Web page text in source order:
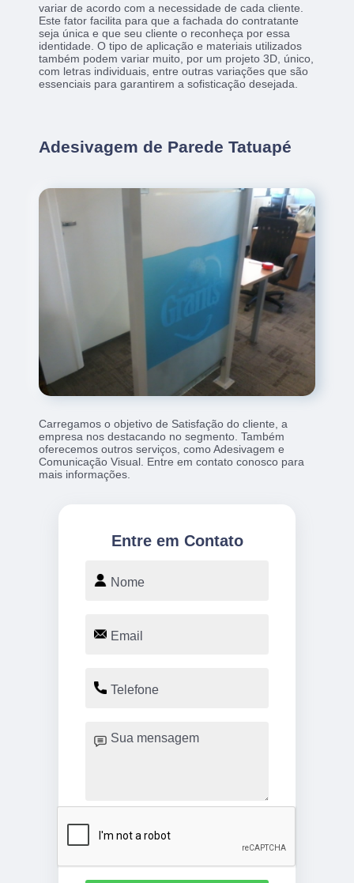
variar de acordo com a necessidade de cada cliente.
Este fator facilita para que a fachada do contratante
seja única e que seu cliente o reconheça por essa
identidade. O tipo de aplicação e materiais utilizados
também podem variar muito, por um projeto 3D, único,
com letras individuais, entre outras variações que são
essenciais para garantirem a sofisticação desejada.
Adesivagem de Parede Tatuapé
Carregamos o objetivo de Satisfação do cliente, a
empresa nos destacando no segmento. Também
oferecemos outros serviços, como Adesivagem e
Comunicação Visual. Entre em contato conosco para
mais informações.
Entre em Contato